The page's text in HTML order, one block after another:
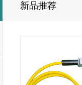
新品推荐